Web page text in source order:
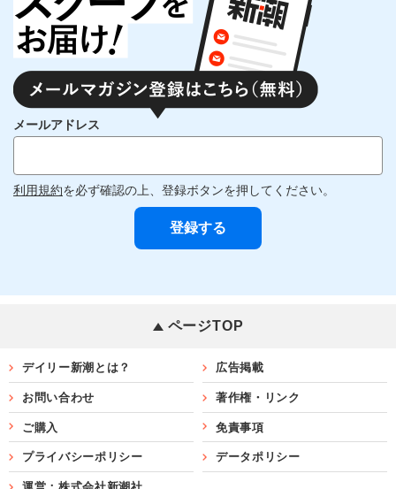
メールアドレス
利用規約を必ず確認の上、登録ボタンを押してください。
ページTOP
デイリー新潮とは？ 広告掲載
お問い合わせ 著作権・リンク
ご購入 免責事項
プライバシーポリシー データポリシー